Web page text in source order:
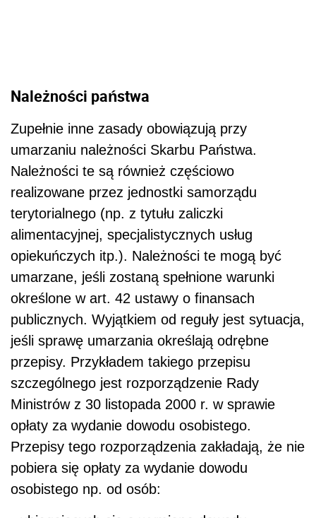
Należności państwa
Zupełnie inne zasady obowiązują przy
umarzaniu należności Skarbu Państwa.
Należności te są również częściowo
realizowane przez jednostki samorządu
terytorialnego (np. z tytułu zaliczki
alimentacyjnej, specjalistycznych usług
opiekuńczych itp.). Należności te mogą być
umarzane, jeśli zostaną spełnione warunki
określone w art. 42 ustawy o finansach
publicznych. Wyjątkiem od reguły jest sytuacja,
jeśli sprawę umarzania określają odrębne
przepisy. Przykładem takiego przepisu
szczególnego jest rozporządzenie Rady
Ministrów z 30 listopada 2000 r. w sprawie
opłaty za wydanie dowodu osobistego.
Przepisy tego rozporządzenia zakładają, że nie
pobiera się opłaty za wydanie dowodu
osobistego np. od osób: